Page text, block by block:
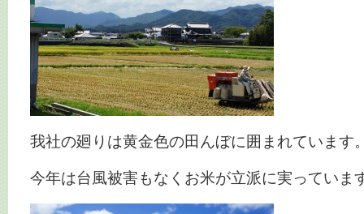
我社の廻りは黄金色の田んぼに囲まれています
今年は台風被害もなくお米が立派に実っていま